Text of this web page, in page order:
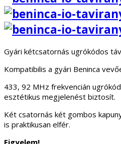
Gyári kétcsatornás ugrókódos
Kompatibilis a gyári Beninca
esztétikus megjelenést biztosít.
Két csatornás két gombos
is praktikusan elfér.
Figyelem!
Ezt a távirányítót a